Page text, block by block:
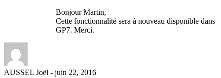
Bonjour Martin,
Cette fonctionnalité sera à nouveau disponible dans
GP7. Merci.
AUSSEL Joël - juin 22, 2016